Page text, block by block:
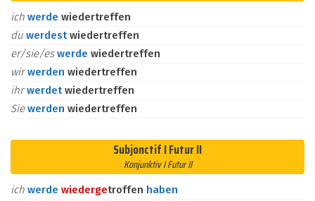
ich werde wiedertreffen
du werdestwiedertreffen
er/sie/eswerde wiedertreffen
wirwerden wiedertreffen
ihrwerdetwiedertreffen
Siewerden wiedertreffen
Subjonctif I Futur II
Konjunktiv I Futur II
ich werde wiedergetroffen haben